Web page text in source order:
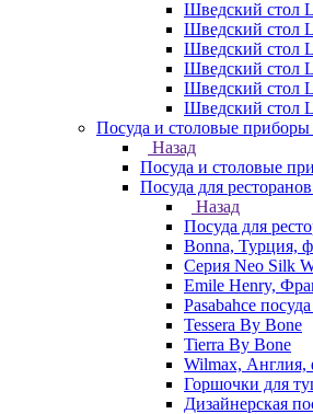
Шведский стол
Шведский стол
Шведский стол
Шведский стол
Шведский стол
Шведский стол
Посуда и столовые приборы
Назад
Посуда и столовые
Посуда для
Назад
Посуда для
Bonna, Турция,
Cерия Neo Silk
Emile Henry,
Pasabahce
Tessera By Bone
Tierra By Bone
Wilmax, Англия,
Горшочки для
Дизайнерская